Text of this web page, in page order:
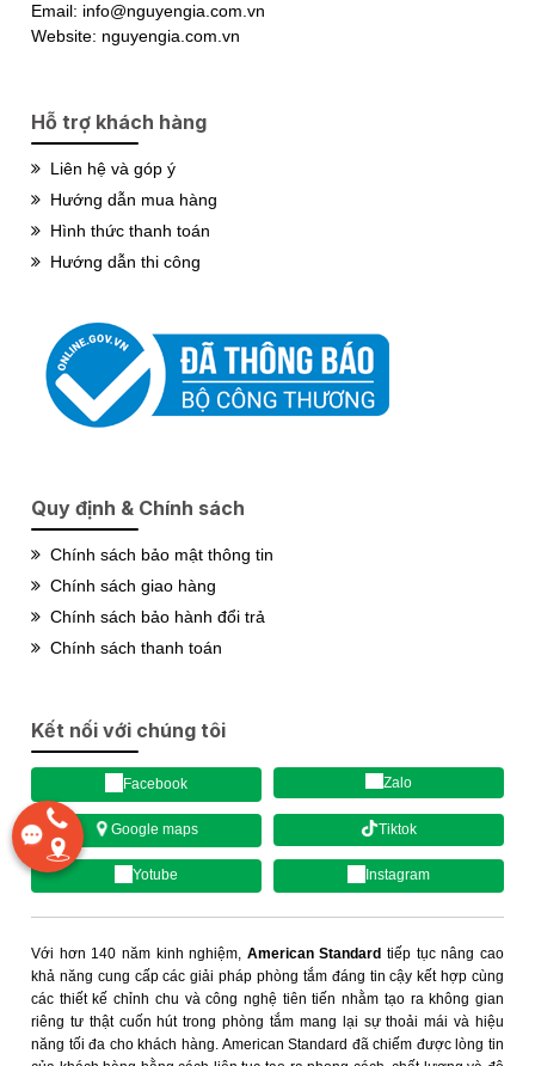
Email: info@nguyengia.com.vn
Website: nguyengia.com.vn
Hỗ trợ khách hàng
Liên hệ và góp ý
Hướng dẫn mua hàng
Hình thức thanh toán
Hướng dẫn thi công
Quy định & Chính sách
Chính sách bảo mật thông tin
Chính sách giao hàng
Chính sách bảo hành đổi trả
Chính sách thanh toán
Kết nối với chúng tôi
Facebook Zalo
Google maps Tiktok
Yotube Instagram
Với hơn 140 năm kinh nghiệm, American Standard tiếp tục nâng cao
khả năng cung cấp các giải pháp phòng tắm đáng tin cậy kết hợp cùng
các thiết kế chỉnh chu và công nghệ tiên tiến nhằm tạo ra không gian
riêng tư thật cuốn hút trong phòng tắm mang lại sự thoải mái và hiệu
năng tối đa cho khách hàng. American Standard đã chiếm được lòng tin